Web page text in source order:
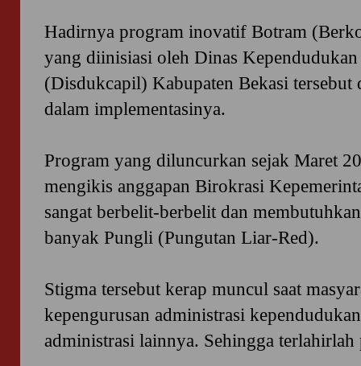
Hadirnya program inovatif Botram
yang diinisiasi oleh Dinas Kependudukan
(Disdukcapil) Kabupaten Bekasi
dalam implementasinya.
Program yang diluncurkan sejak Maret
mengikis anggapan Birokrasi
sangat berbelit-berbelit dan
banyak Pungli (Pungutan Liar-Red).
Stigma tersebut kerap muncul saat
kepengurusan administrasi
administrasi lainnya. Sehingga terlahirlah